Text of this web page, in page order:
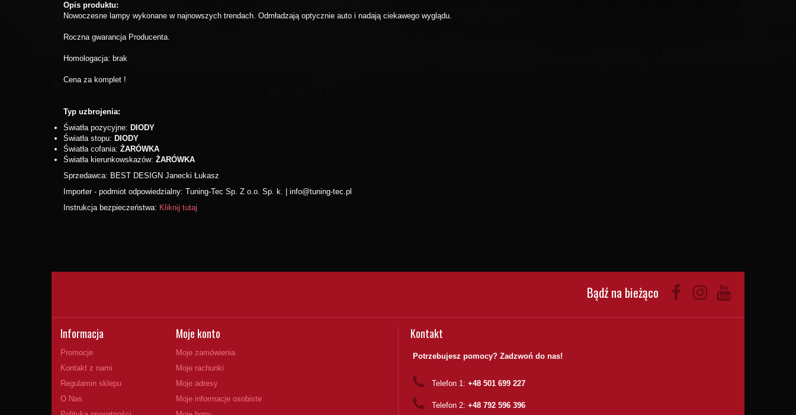
Opis produktu:
Nowoczesne lampy wykonane w najnowszych trendach. Odmładzają optycznie auto i nadają ciekawego wyglądu.
Roczna gwarancja Producenta.
Homologacja: brak
Cena za komplet !
Typ uzbrojenia:
Światła pozycyjne: DIODY
Światła stopu: DIODY
Światła cofania: ŻARÓWKA
Światła kierunkowskazów: ŻARÓWKA
Sprzedawca: BEST DESIGN Janecki Łukasz
Importer - podmiot odpowiedzialny: Tuning-Tec Sp. Z o.o. Sp. k. | info@tuning-tec.pl
Instrukcja bezpieczeństwa: Kliknij tutaj
Bądź na bieżąco
Informacja
Promocje
Kontakt z nami
Regulamin sklepu
O Nas
Moje konto
Moje zamówienia
Moje rachunki
Moje adresy
Moje informacje osobiste
Kontakt
Potrzebujesz pomocy? Zadzwoń do nas!
Telefon 1: +48 501 699 227
Telefon 2: +48 792 596 396